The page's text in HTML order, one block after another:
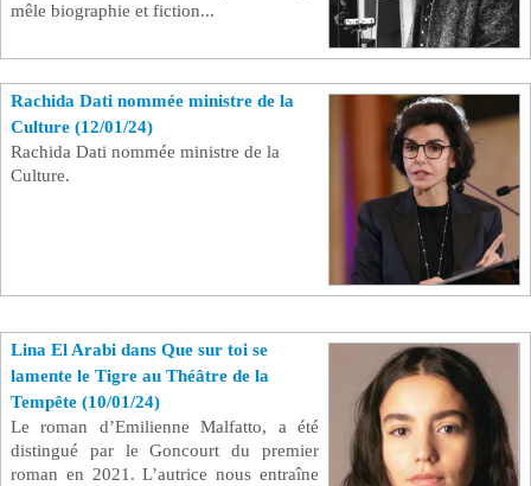
mêle biographie et fiction...
Rachida Dati nommée ministre de la
Culture (12/01/24)
Rachida Dati nommée ministre de la
Culture.
Lina El Arabi dans Que sur toi se
lamente le Tigre au Théâtre de la
Tempête (10/01/24)
Le roman d’Emilienne Malfatto, a été
distingué par le Goncourt du premier
roman en 2021. L’autrice nous entraîne